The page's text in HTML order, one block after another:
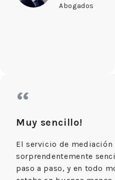
Abogados
“
Muy sencillo!
El servicio de mediación
sorprendentemente
paso a paso, y en todo